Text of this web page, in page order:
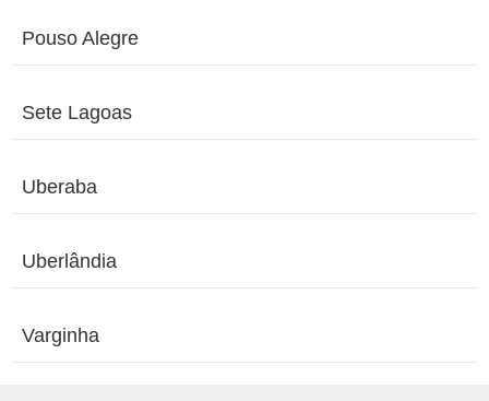
Pouso Alegre
Sete Lagoas
Uberaba
Uberlândia
Varginha